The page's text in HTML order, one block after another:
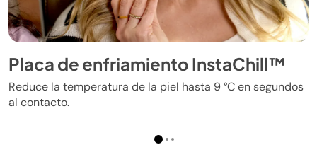
Placa de enfriamiento InstaChill™
Reduce la temperatura de la piel hasta 9 °C en segundos
al contacto.